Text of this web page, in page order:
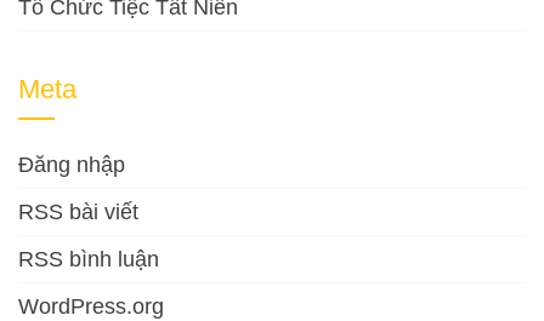
Tổ Chức Tiệc Tất Niên
Meta
Đăng nhập
RSS bài viết
RSS bình luận
WordPress.org